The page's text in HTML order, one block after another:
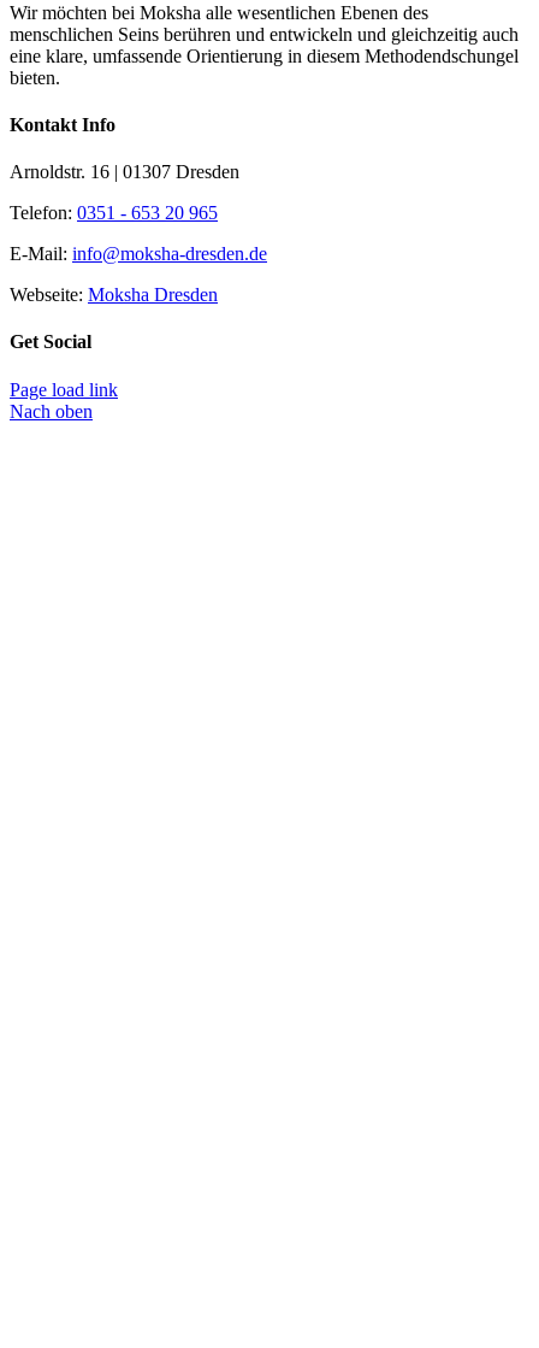
Wir möchten bei Moksha alle wesent­lichen Ebenen des
menschlichen Seins berühren und entwickeln und gleichzeitig auch
eine klare, umfassende Orientierung in diesem Methodendschungel
bieten.
Kontakt Info
Arnoldstr. 16 | 01307 Dresden
Telefon: 0351 - 653 20 965
E-Mail: info@moksha-dresden.de
Webseite: Moksha Dresden
Get Social
Page load link
Nach oben